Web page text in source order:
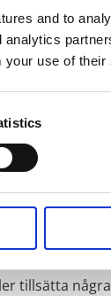
and to
your use of
är broderat
för att
vi skapar
en
jordens
Genom
000 liter
samma
tillsätta